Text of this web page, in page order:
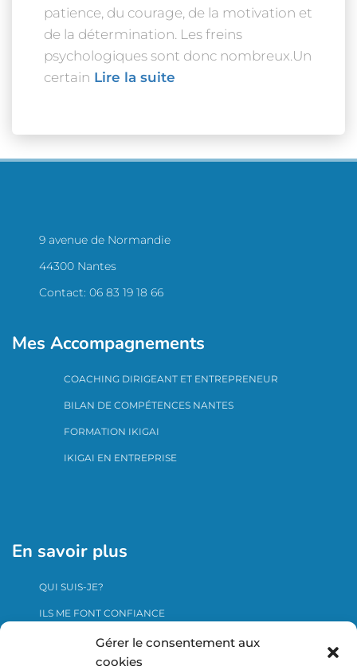
Gérer le consentement aux
cookies
patience, du courage, de la motivation et
de la détermination. Les freins
psychologiques sont donc nombreux.Un
certain Lire la suite
9 avenue de Normandie
44300 Nantes
Contact: 06 83 19 18 66
Mes Accompagnements
COACHING DIRIGEANT ET ENTREPRENEUR
BILAN DE COMPÉTENCES NANTES
FORMATION IKIGAI
IKIGAI EN ENTREPRISE
En savoir plus
QUI SUIS-JE?
ILS ME FONT CONFIANCE
ME CONTACTER